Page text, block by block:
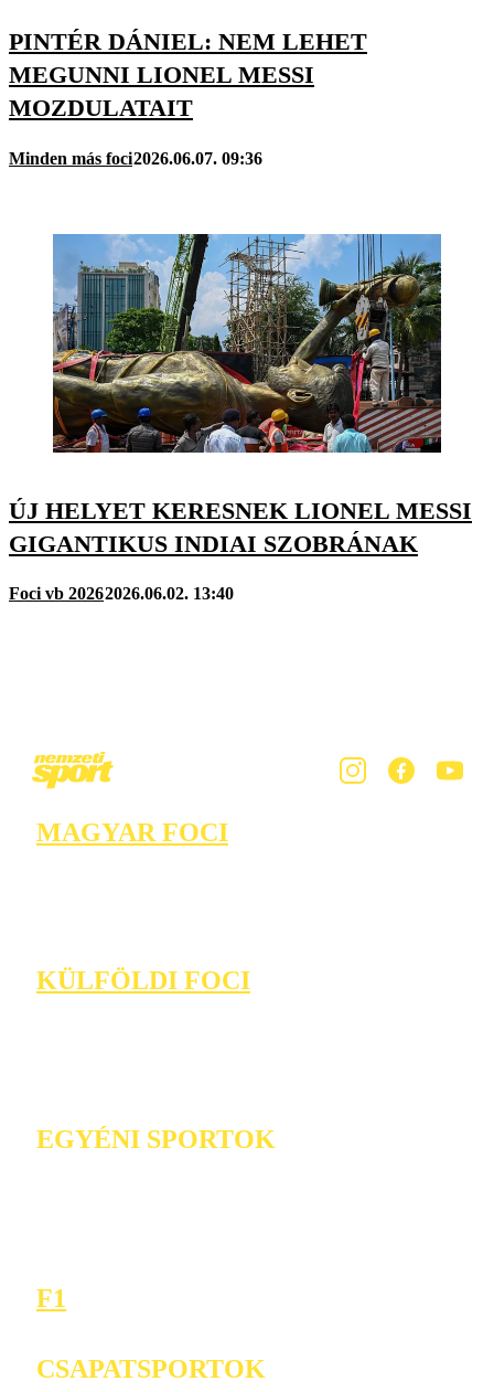
PINTÉR DÁNIEL: NEM LEHET
MEGUNNI LIONEL MESSI
MOZDULATAIT
Minden más foci2026.06.07. 09:36
ÚJ HELYET KERESNEK LIONEL MESSI
GIGANTIKUS INDIAI SZOBRÁNAK
Foci vb 20262026.06.02. 13:40
MAGYAR FOCI
KÜLFÖLDI FOCI
EGYÉNI SPORTOK
F1
CSAPATSPORTOK